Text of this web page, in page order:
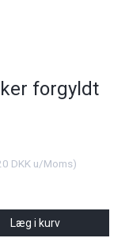
forgyldt
DKK u/Moms)
Læg i kurv